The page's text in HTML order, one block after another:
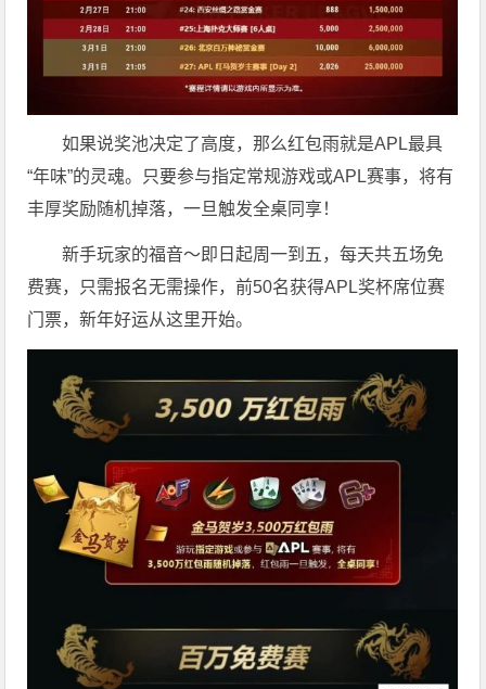
如果说奖池决定了高度，那么红包雨就是APL最具
“年味”的灵魂。只要参与指定常规游戏或APL赛事，将有
丰厚奖励随机掉落，一旦触发全桌同享！
新手玩家的福音～即日起周一到五，每天共五场免
费赛，只需报名无需操作，前50名获得APL奖杯席位赛
门票，新年好运从这里开始。